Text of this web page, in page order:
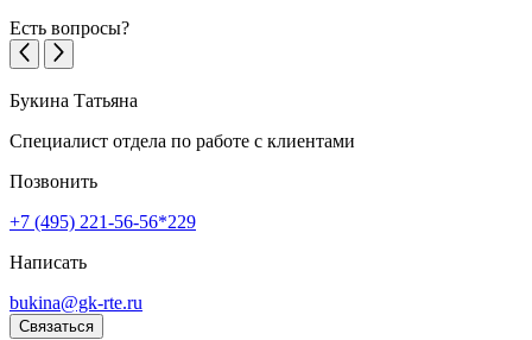
Есть вопросы?
Букина Татьяна
Специалист отдела по работе с клиентами
Позвонить
+7 (495) 221-56-56*229
Написать
bukina@gk-rte.ru
Связаться